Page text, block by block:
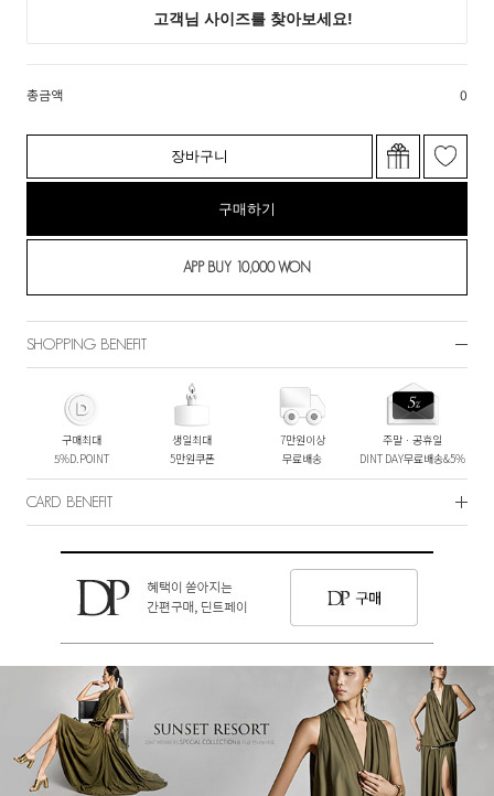
총금액 0
장바구니
구매하기
SHOPPING BENEFIT
구매최대
5%D.POINT
생일최대
5만원쿠폰
7만원이상
무료배송
주말ㆍ공휴일
DINT DAY무료배송&5%
CARD BENEFIT